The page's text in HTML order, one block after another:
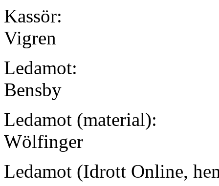
Kassör:
Vigren
Ledamot:
Bensby
Ledamot (material):
Wölfinger
Ledamot (Idrott Online,